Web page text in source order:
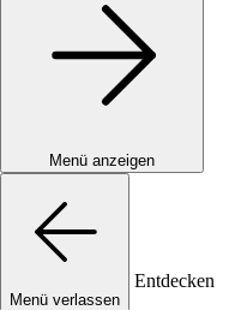
Menü anzeigen
Menü verlassen
Entdecken